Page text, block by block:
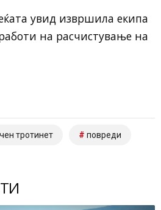
увид извршила екипа
на расчистување на
тротинет повреди